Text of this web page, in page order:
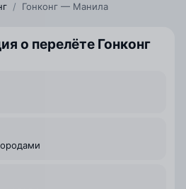
/ Гонконг — Манила
о перелёте Гонконг